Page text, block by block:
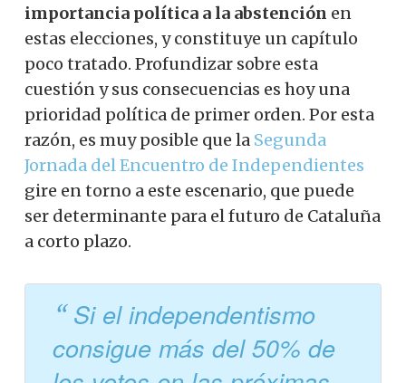
importancia política a la abstención en
estas elecciones, y constituye un capítulo
poco tratado. Profundizar sobre esta
cuestión y sus consecuencias es hoy una
prioridad política de primer orden. Por esta
razón, es muy posible que la Segunda
Jornada del Encuentro de Independientes
gire en torno a este escenario, que puede
ser determinante para el futuro de Cataluña
a corto plazo.
Si el independentismo
consigue más del 50% de